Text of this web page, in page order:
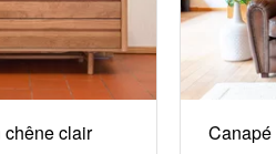
chêne clair Canapé